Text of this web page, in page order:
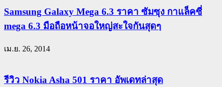
Samsung Galaxy Mega 6.3 ราคา ซัมซุง กาแล็คซี่
mega 6.3 มือถือหน้าจอใหญ่สะใจกันสุดๆ
เม.ย. 26, 2014
รีวิว Nokia Asha 501 ราคา อัพเดทล่าสุด